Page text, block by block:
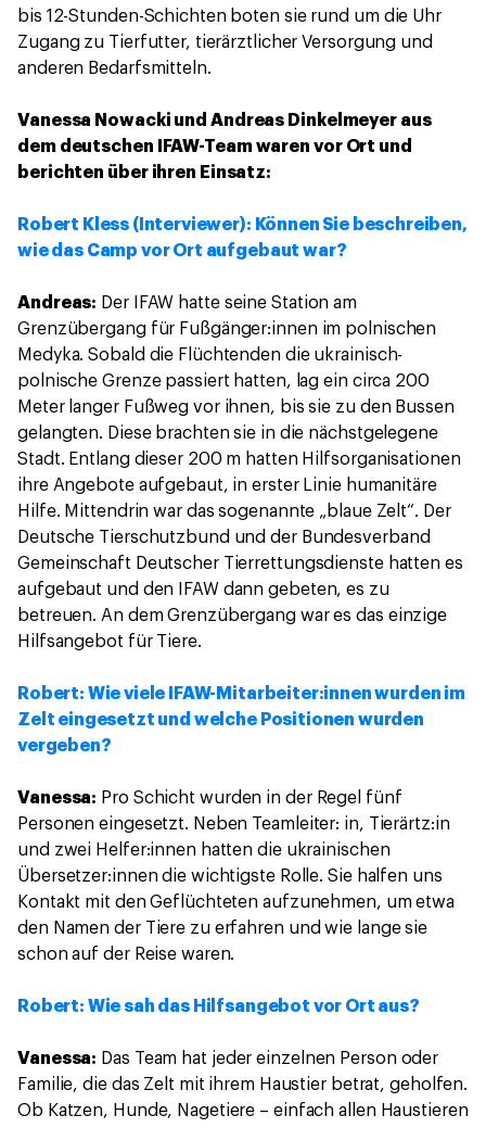
bis 12-Stunden-Schichten boten sie rund um die Uhr
Zugang zu Tierfutter, tierärztlicher Versorgung und
anderen Bedarfsmitteln.
Vanessa Nowacki und Andreas Dinkelmeyer aus
dem deutschen IFAW-Team waren vor Ort und
berichten über ihren Einsatz:
Robert Kless (Interviewer): Können Sie beschreiben,
wie das Camp vor Ort aufgebaut war?
Andreas: Der IFAW hatte seine Station am
Grenzübergang für Fußgänger:innen im polnischen
Medyka. Sobald die Flüchtenden die ukrainisch-
polnische Grenze passiert hatten, lag ein circa 200
Meter langer Fußweg vor ihnen, bis sie zu den Bussen
gelangten. Diese brachten sie in die nächstgelegene
Stadt. Entlang dieser 200 m hatten Hilfsorganisationen
ihre Angebote aufgebaut, in erster Linie humanitäre
Hilfe. Mittendrin war das sogenannte „blaue Zelt“. Der
Deutsche Tierschutzbund und der Bundesverband
Gemeinschaft Deutscher Tierrettungsdienste hatten es
aufgebaut und den IFAW dann gebeten, es zu
betreuen. An dem Grenzübergang war es das einzige
Hilfsangebot für Tiere.
Robert: Wie viele IFAW-Mitarbeiter:innen wurden im
Zelt eingesetzt und welche Positionen wurden
vergeben?
Vanessa: Pro Schicht wurden in der Regel fünf
Personen eingesetzt. Neben Teamleiter: in, Tierärtz:in
und zwei Helfer:innen hatten die ukrainischen
Übersetzer:innen die wichtigste Rolle. Sie halfen uns
Kontakt mit den Geflüchteten aufzunehmen, um etwa
den Namen der Tiere zu erfahren und wie lange sie
schon auf der Reise waren.
Robert: Wie sah das Hilfsangebot vor Ort aus?
Vanessa: Das Team hat jeder einzelnen Person oder
Familie, die das Zelt mit ihrem Haustier betrat, geholfen.
Ob Katzen, Hunde, Nagetiere – einfach allen Haustieren